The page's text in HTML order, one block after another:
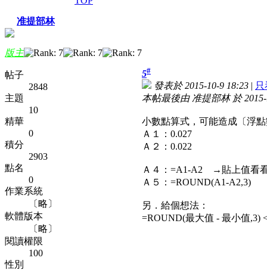
准提部林
版主
帖子
2848
主題
10
精華
0
積分
2903
點名
0
作業系統
〔略〕
軟體版本
〔略〕
閱讀權限
100
性別
5#
發表於 2015-10-9 18:23 |
本帖最後由 准提部林 於
小數點算式，可能造成〔浮
Ａ１：0.027
Ａ２：0.022
Ａ４：=A1-A2 →貼上值看
Ａ５：=ROUND(A1-A2,3)
另．給個想法：
=ROUND(最大值 - 最小值,3)